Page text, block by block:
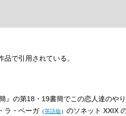
で引用されている。
』の第18・19書簡でこの恋人達のやり
ラ・ベーガ （英語版） のソネット XXIX